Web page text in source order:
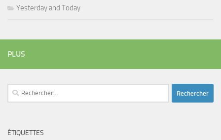
Yesterday and Today
PLUS
Rechercher :
ÉTIQUETTES